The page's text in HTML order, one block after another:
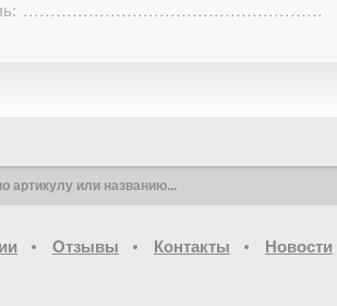
Отзывы Контакты Новости